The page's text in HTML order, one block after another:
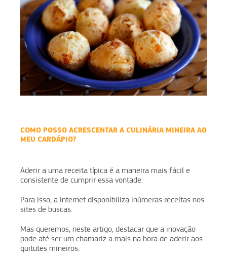
COMO POSSO ACRESCENTAR A CULINÁRIA MINEIRA AO
MEU CARDÁPIO?
Aderir a uma receita típica é a maneira mais fácil e
consistente de cumprir essa vontade.
Para isso, a internet disponibiliza inúmeras receitas nos
sites de buscas.
Mas queremos, neste artigo, destacar que a inovação
pode até ser um chamariz a mais na hora de aderir aos
quitutes mineiros.